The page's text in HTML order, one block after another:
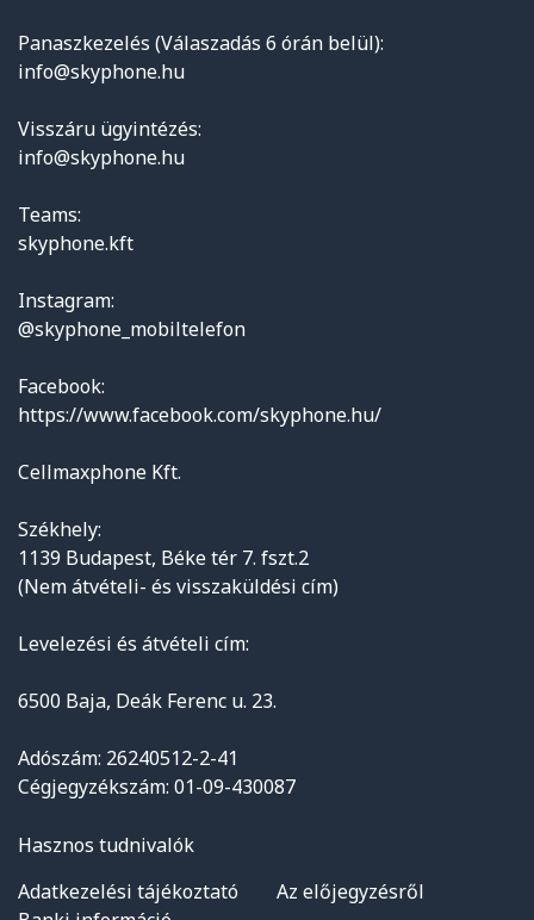
Panaszkezelés (Válaszadás 6 órán belül):
info@skyphone.hu
Visszáru ügyintézés:
info@skyphone.hu
Teams:
skyphone.kft
Instagram:
@skyphone_mobiltelefon
Facebook:
https://www.facebook.com/skyphone.hu/
Cellmaxphone Kft.
Székhely:
1139 Budapest, Béke tér 7. fszt.2
(Nem átvételi- és visszaküldési cím)
Levelezési és átvételi cím:
6500 Baja, Deák Ferenc u. 23.
Adószám: 26240512-2-41
Cégjegyzékszám: 01-09-430087
Hasznos tudnivalók
Adatkezelési tájékoztató
Az előjegyzésről